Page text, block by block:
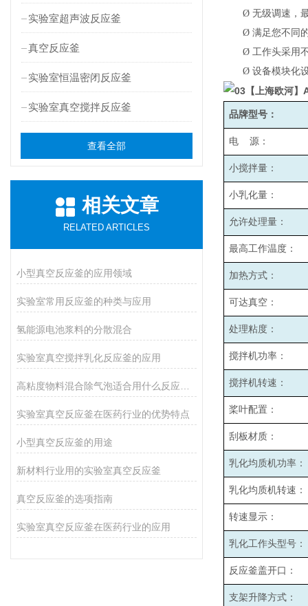
实验室超声波反应釜
真空反应釜
实验室恒温密闭反应釜
实验室真空搅拌反应釜
查看全部
相关文章
RELATED ARTICLES
小型真空反应釜的应用领域
实验室常用反应釜的种类与应用
氢能源电池浆料的分散混合
实验室真空搅拌乳化反应釜的应用
实验室真空反应釜在医药行业的优势特点
小型真空反应釜的用途
新材料行业用的实验室真空反应釜
真空反应釜的选项指南
实验室真空反应釜在医药行业的应用
Ø 无级调速，
Ø 满足您不同
Ø 工作头采用
Ø 设备模块化
品牌型号：
电 源：
小搅拌量：
小乳化量：
允许处理量：
最高工作温度：
加热方式：
可达真空：
处理粘度：
搅拌机功率：
搅拌机转速：
桨叶配置：
刮板材质：
乳化均质机功率：
乳化均质机转速：
转速显示：
乳化工作头型号：
反应釜盖开口：
支架升降方式：